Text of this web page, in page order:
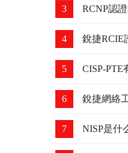
3 RCNP認
4 銳捷RCIE
5 CISP-PTE
6 銳捷網絡
7 NISP是什